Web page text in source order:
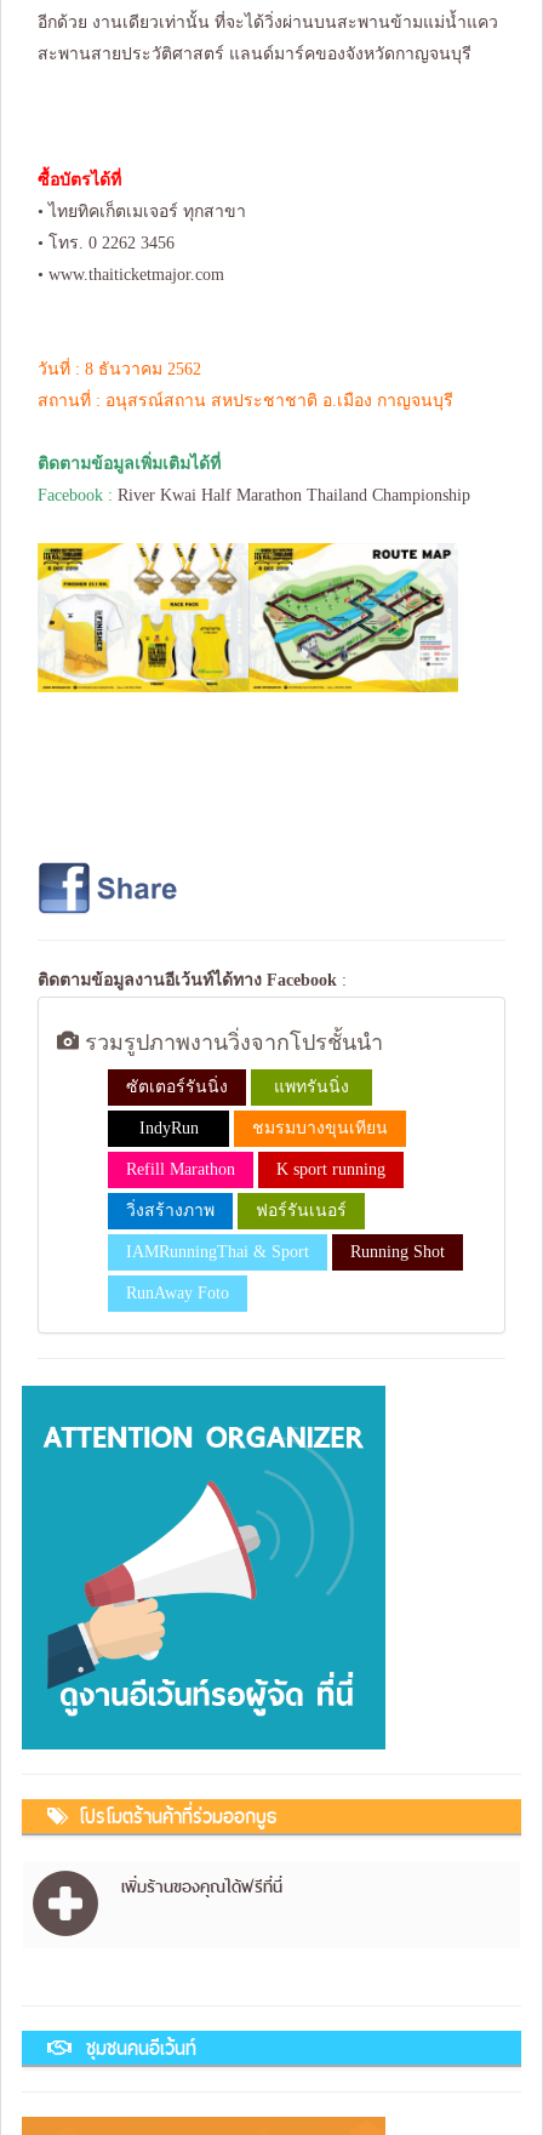
อีกด้วย งานเดียวเท่านั้น ที่จะได้วิ่งผ่านบนสะพานข้ามแม่น้ำแคว
สะพานสายประวัติศาสตร์ แลนด์มาร์คของจังหวัดกาญจนบุรี
ซื้อบัตรได้ที่
• ไทยทิคเก็ตเมเจอร์ ทุกสาขา
• โทร. 0 2262 3456
• www.thaiticketmajor.com
วันที่ : 8 ธันวาคม 2562
สถานที่ : อนุสรณ์สถาน สหประชาชาติ อ.เมือง กาญจนบุรี
ติดตามข้อมูลเพิ่มเติมได้ที่
Facebook : River Kwai Half Marathon Thailand Championship
ติดตามข้อมูลงานอีเว้นท์ได้ทาง Facebook :
รวมรูปภาพงานวิ่งจากโปรชั้นนำ
ซัตเตอร์รันนิ่ง แพทรันนิ่ง
IndyRun ชมรมบางขุนเทียน
Refill Marathon K sport running
วิ่งสร้างภาพ ฟอร์รันเนอร์
IAMRunningThai & Sport Running Shot
RunAway Foto
โปรโมตร้านค้าที่ร่วมออกบูธ
เพิ่มร้านของคุณได้ฟรีที่นี่
ชุมชนคนอีเว้นท์